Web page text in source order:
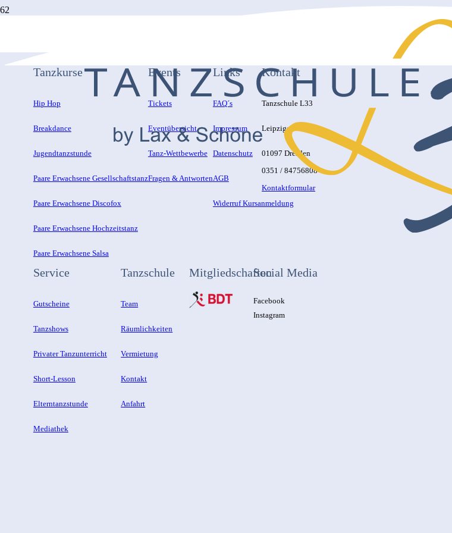
Tanzkurse
Hip Hop
Breakdance
Jugendtanzstunde
Paare Erwachsene Gesellschaftstanz
Paare Erwachsene Discofox
Paare Erwachsene Hochzeitstanz
Paare Erwachsene Salsa
Events
Tickets
Eventübersicht
Tanz-Wettbewerbe
Fragen & Antworten
Links
FAQ´s
Impressum
Datenschutz
AGB
Widerruf Kursanmeldung
Kontakt
Tanzschule L33
Leipziger Str. 33
01097 Dresden
0351 / 84756808
Kontaktformular
Service
Gutscheine
Tanzshows
Privater Tanzunterricht
Short-Lesson
Elterntanzstunde
Mediathek
Tanzschule
Team
Räumlichkeiten
Vermietung
Kontakt
Anfahrt
MitgliedschaftenSocial Media
Facebook
Instagram